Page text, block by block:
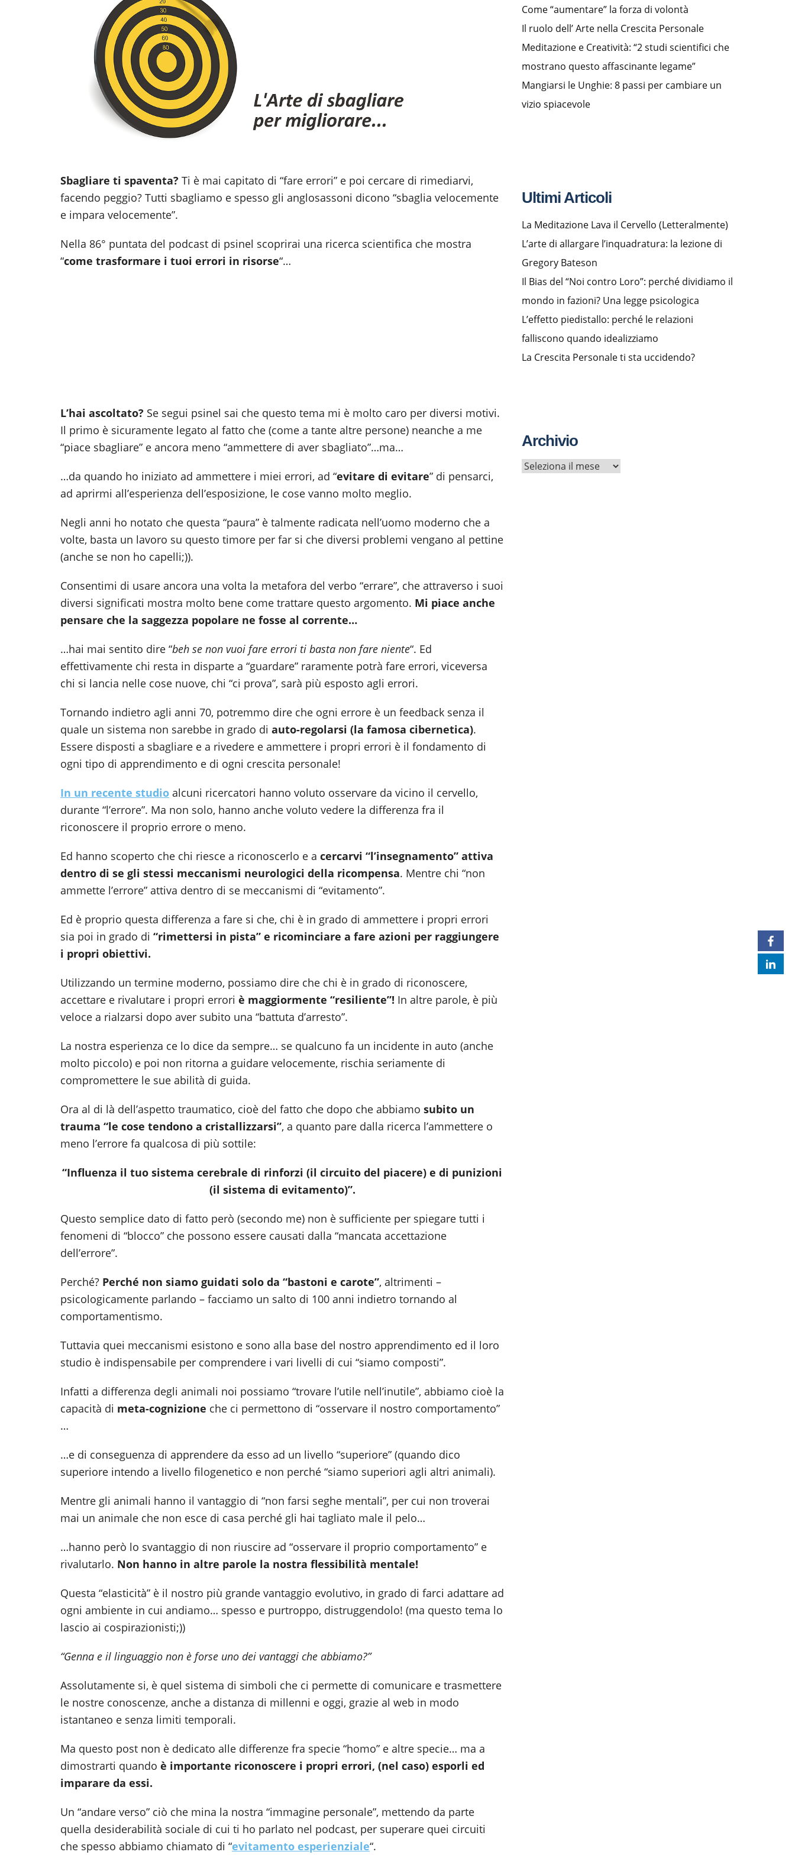
Sbagliare ti spaventa? Ti è mai capitato di “fare errori” e poi cercare di rimediarvi,
facendo peggio? Tutti sbagliamo e spesso gli anglosassoni dicono “sbaglia velocemente
e impara velocemente”.
Nella 86° puntata del podcast di psinel scoprirai una ricerca scientifica che mostra
“come trasformare i tuoi errori in risorse“…
L’hai ascoltato? Se segui psinel sai che questo tema mi è molto caro per diversi motivi.
Il primo è sicuramente legato al fatto che (come a tante altre persone) neanche a me
“piace sbagliare” e ancora meno “ammettere di aver sbagliato”…ma…
…da quando ho iniziato ad ammettere i miei errori, ad “evitare di evitare” di pensarci,
ad aprirmi all’esperienza dell’esposizione, le cose vanno molto meglio.
Negli anni ho notato che questa “paura” è talmente radicata nell’uomo moderno che a
volte, basta un lavoro su questo timore per far si che diversi problemi vengano al pettine
(anche se non ho capelli;)).
Consentimi di usare ancora una volta la metafora del verbo “errare”, che attraverso i suoi
diversi significati mostra molto bene come trattare questo argomento. Mi piace anche
pensare che la saggezza popolare ne fosse al corrente…
…hai mai sentito dire “beh se non vuoi fare errori ti basta non fare niente“. Ed
effettivamente chi resta in disparte a “guardare” raramente potrà fare errori, viceversa
chi si lancia nelle cose nuove, chi “ci prova”, sarà più esposto agli errori.
Tornando indietro agli anni 70, potremmo dire che ogni errore è un feedback senza il
quale un sistema non sarebbe in grado di auto-regolarsi (la famosa cibernetica).
Essere disposti a sbagliare e a rivedere e ammettere i propri errori è il fondamento di
ogni tipo di apprendimento e di ogni crescita personale!
In un recente studio alcuni ricercatori hanno voluto osservare da vicino il cervello,
durante “l’errore”. Ma non solo, hanno anche voluto vedere la differenza fra il
riconoscere il proprio errore o meno.
Ed hanno scoperto che chi riesce a riconoscerlo e a cercarvi “l’insegnamento” attiva
dentro di se gli stessi meccanismi neurologici della ricompensa. Mentre chi “non
ammette l’errore” attiva dentro di se meccanismi di “evitamento”.
Ed è proprio questa differenza a fare si che, chi è in grado di ammettere i propri errori
sia poi in grado di “rimettersi in pista” e ricominciare a fare azioni per raggiungere
i propri obiettivi.
Utilizzando un termine moderno, possiamo dire che chi è in grado di riconoscere,
accettare e rivalutare i propri errori è maggiormente “resiliente”! In altre parole, è più
veloce a rialzarsi dopo aver subito una “battuta d’arresto”.
La nostra esperienza ce lo dice da sempre… se qualcuno fa un incidente in auto (anche
molto piccolo) e poi non ritorna a guidare velocemente, rischia seriamente di
compromettere le sue abilità di guida.
Ora al di là dell’aspetto traumatico, cioè del fatto che dopo che abbiamo subito un
trauma “le cose tendono a cristallizzarsi”, a quanto pare dalla ricerca l’ammettere o
meno l’errore fa qualcosa di più sottile:
“Influenza il tuo sistema cerebrale di rinforzi (il circuito del piacere) e di punizioni
(il sistema di evitamento)”.
Questo semplice dato di fatto però (secondo me) non è sufficiente per spiegare tutti i
fenomeni di “blocco” che possono essere causati dalla “mancata accettazione
dell’errore”.
Perché? Perché non siamo guidati solo da “bastoni e carote”, altrimenti –
psicologicamente parlando – facciamo un salto di 100 anni indietro tornando al
comportamentismo.
Tuttavia quei meccanismi esistono e sono alla base del nostro apprendimento ed il loro
studio è indispensabile per comprendere i vari livelli di cui “siamo composti”.
Infatti a differenza degli animali noi possiamo “trovare l’utile nell’inutile”, abbiamo cioè la
capacità di meta-cognizione che ci permettono di “osservare il nostro comportamento”
…
…e di conseguenza di apprendere da esso ad un livello “superiore” (quando dico
superiore intendo a livello filogenetico e non perché “siamo superiori agli altri animali).
Mentre gli animali hanno il vantaggio di “non farsi seghe mentali”, per cui non troverai
mai un animale che non esce di casa perché gli hai tagliato male il pelo…
…hanno però lo svantaggio di non riuscire ad “osservare il proprio comportamento” e
rivalutarlo. Non hanno in altre parole la nostra flessibilità mentale!
Questa “elasticità” è il nostro più grande vantaggio evolutivo, in grado di farci adattare ad
ogni ambiente in cui andiamo… spesso e purtroppo, distruggendolo! (ma questo tema lo
lascio ai cospirazionisti;))
“Genna e il linguaggio non è forse uno dei vantaggi che abbiamo?”
Assolutamente si, è quel sistema di simboli che ci permette di comunicare e trasmettere
le nostre conoscenze, anche a distanza di millenni e oggi, grazie al web in modo
istantaneo e senza limiti temporali.
Ma questo post non è dedicato alle differenze fra specie “homo” e altre specie… ma a
dimostrarti quando è importante riconoscere i propri errori, (nel caso) esporli ed
imparare da essi.
Un “andare verso” ciò che mina la nostra “immagine personale”, mettendo da parte
quella desiderabilità sociale di cui ti ho parlato nel podcast, per superare quei circuiti
che spesso abbiamo chiamato di “evitamento esperienziale“.
Come “aumentare” la forza di volontà
Il ruolo dell’ Arte nella Crescita Personale
Meditazione e Creatività: “2 studi scientifici che
mostrano questo affascinante legame”
Mangiarsi le Unghie: 8 passi per cambiare un
vizio spiacevole
Ultimi Articoli
La Meditazione Lava il Cervello (Letteralmente)
L’arte di allargare l’inquadratura: la lezione di
Gregory Bateson
Il Bias del “Noi contro Loro”: perché dividiamo il
mondo in fazioni? Una legge psicologica
L’effetto piedistallo: perché le relazioni
falliscono quando idealizziamo
La Crescita Personale ti sta uccidendo?
Archivio
A